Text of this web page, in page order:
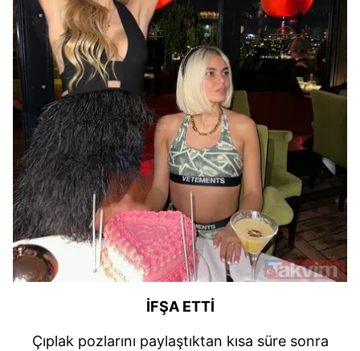
İFŞA ETTİ
Çıplak pozlarını paylaştıktan kısa süre sonra